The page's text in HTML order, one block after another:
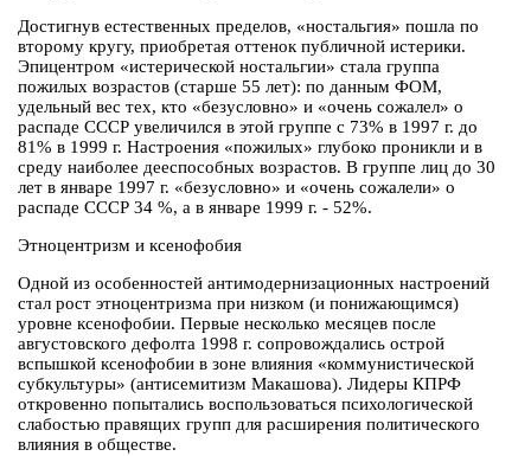
Достигнув естественных пределов, «ностальгия» пошла по
второму кругу, приобретая оттенок публичной истерики.
Эпицентром «истерической ностальгии» стала группа
пожилых возрастов (старше 55 лет): по данным ФОМ,
удельный вес тех, кто «безусловно» и «очень сожалел» о
распаде СССР увеличился в этой группе с 73% в 1997 г. до
81% в 1999 г. Настроения «пожилых» глубоко проникли и в
среду наиболее дееспособных возрастов. В группе лиц до 30
лет в январе 1997 г. «безусловно» и «очень сожалели» о
распаде СССР 34 %, а в январе 1999 г. - 52%.
Этноцентризм и ксенофобия
Одной из особенностей антимодернизационных настроений
стал рост этноцентризма при низком (и понижающимся)
уровне ксенофобии. Первые несколько месяцев после
августовского дефолта 1998 г. сопровождались острой
вспышкой ксенофобии в зоне влияния «коммунистической
субкультуры» (антисемитизм Макашова). Лидеры КПРФ
откровенно попытались воспользоваться психологической
слабостью правящих групп для расширения политического
влияния в обществе.